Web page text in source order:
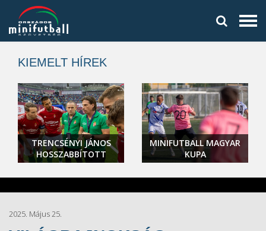
KIEMELT HÍREK
TRENCSÉNYI JÁNOS
HOSSZABBÍTOTT
MINIFUTBALL MAGYAR
KUPA
2025. Május 25.